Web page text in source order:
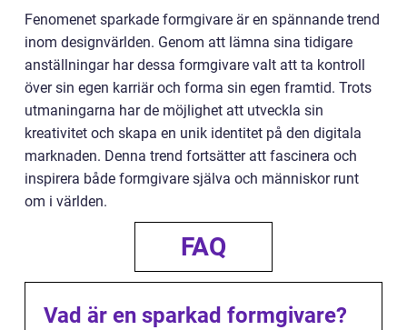
Fenomenet sparkade formgivare är en spännande trend
inom designvärlden. Genom att lämna sina tidigare
anställningar har dessa formgivare valt att ta kontroll
över sin egen karriär och forma sin egen framtid. Trots
utmaningarna har de möjlighet att utveckla sin
kreativitet och skapa en unik identitet på den digitala
marknaden. Denna trend fortsätter att fascinera och
inspirera både formgivare själva och människor runt
om i världen.
FAQ
Vad är en sparkad formgivare?